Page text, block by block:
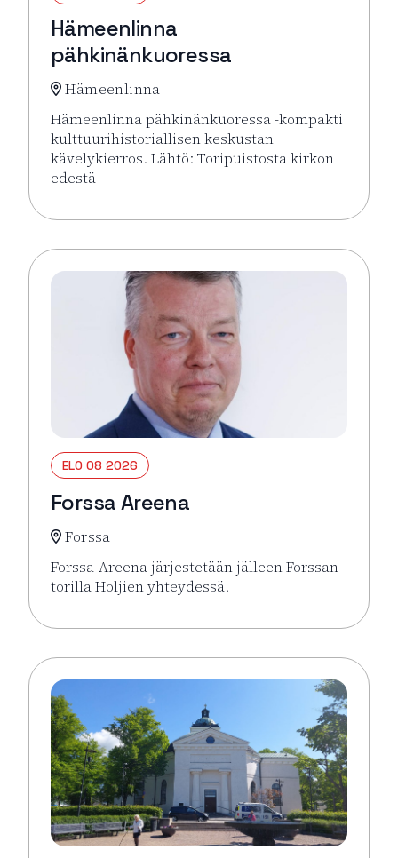
Hämeenlinna
pähkinänkuoressa
Hämeenlinna
Hämeenlinna pähkinänkuoressa -kompakti
kulttuurihistoriallisen keskustan
kävelykierros. Lähtö: Toripuistosta kirkon
edestä
Lue lisää tapahtumasta Hämeenlinna
ELO 08 2026
Forssa Areena
Forssa
Forssa-Areena järjestetään jälleen Forssan
torilla Holjien yhteydessä.